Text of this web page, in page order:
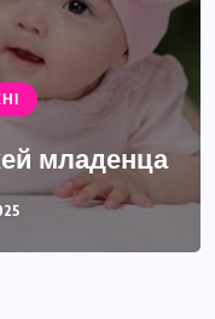
младенца